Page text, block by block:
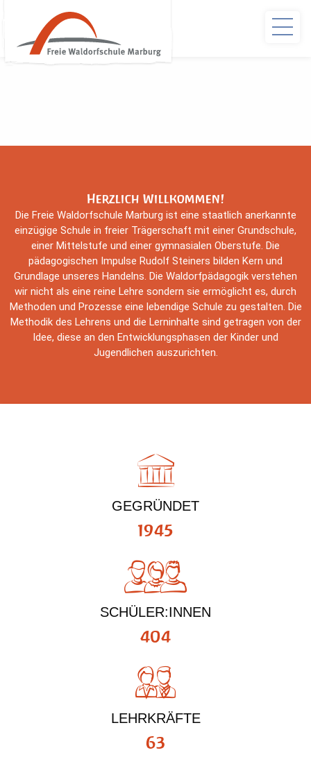
Herzlich Willkommen!
Die Freie Waldorfschule Marburg ist eine staatlich anerkannte
einzügige Schule in freier Trägerschaft mit einer Grundschule,
einer Mittelstufe und einer gymnasialen Oberstufe. Die
pädagogischen Impulse Rudolf Steiners bilden Kern und
Grundlage unseres Handelns. Die Waldorfpädagogik verstehen
wir nicht als eine reine Lehre sondern sie ermöglicht es, durch
Methoden und Prozesse eine lebendige Schule zu gestalten. Die
Methodik des Lehrens und die Lerninhalte sind getragen von der
Idee, diese an den Entwicklungsphasen der Kinder und
Jugendlichen auszurichten.
GEGRÜNDET
1945
SCHÜLER:INNEN
404
LEHRKRÄFTE
63